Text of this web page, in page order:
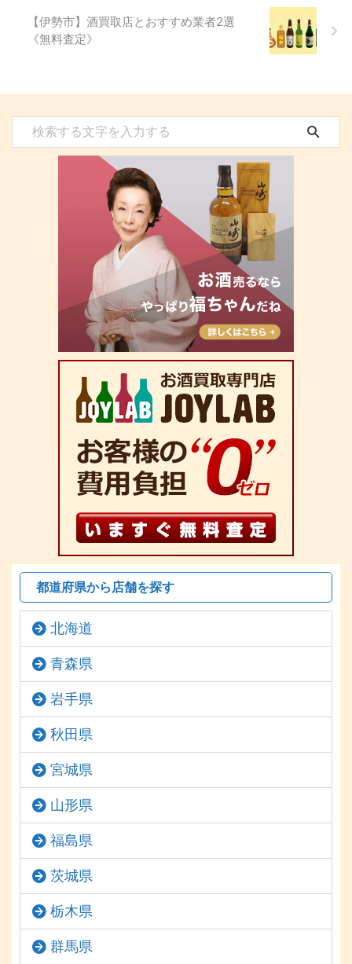
【伊勢市】酒買取店とおすすめ業者2選
《無料査定》
都道府県から店舗を探す
北海道
青森県
岩手県
秋田県
宮城県
山形県
福島県
茨城県
栃木県
群馬県